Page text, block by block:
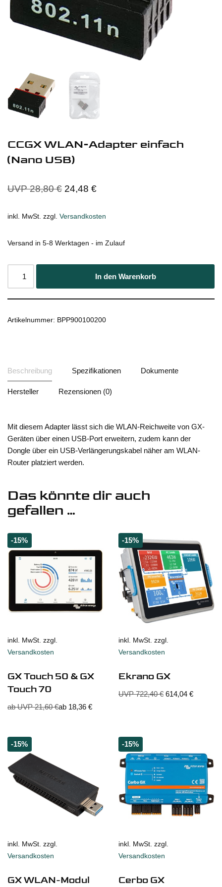
CCGX WLAN-Adapter einfach
(Nano USB)
UVP28,80€ 24,48 €
inkl. MwSt. zzgl. Versandkosten
Versand in 5-8 Werktagen - im Zulauf
In den Warenkorb
Artikelnummer: BPP900100200
Beschreibung Spezifikationen Dokumente
Hersteller Rezensionen (0)
Mit diesem Adapter lässt sich die WLAN-Reichweite von GX-
Geräten über einen USB-Port erweitern, zudem kann der
Dongle über ein USB-Verlängerungskabel näher am WLAN-
Router platziert werden.
Das könnte dir auch
gefallen …
-15%
inkl. MwSt. zzgl.
Versandkosten
GX Touch 50 & GX
Touch 70
ab UVP21,60€ab 18,36 €
-15%
inkl. MwSt. zzgl.
Versandkosten
Ekrano GX
UVP722,40€ 614,04 €
-15%
inkl. MwSt. zzgl.
Versandkosten
GX WLAN-Modul
-15%
inkl. MwSt. zzgl.
Versandkosten
Cerbo GX